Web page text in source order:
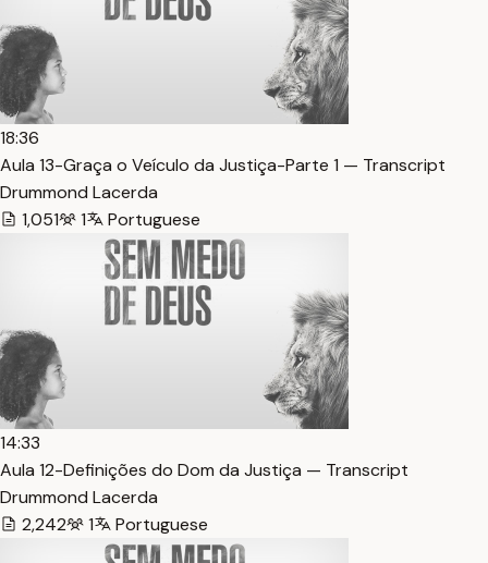
18:36
Aula 13-Graça o Veículo da Justiça-Parte 1 — Transcript
Drummond Lacerda
1,051
1 Portuguese
14:33
Aula 12-Definições do Dom da Justiça — Transcript
Drummond Lacerda
2,242
1 Portuguese